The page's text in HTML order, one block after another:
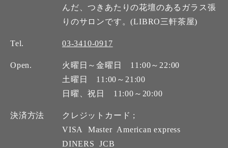
んだ、つきあたりの花壇のあるガラス張
りのサロンです。(LIBRO三軒茶屋)
Tel. 03-3410-0917
Open.
火曜日～金曜日 11:00～22:00
土曜日 11:00～21:00
日曜、祝日 11:00～20:00
決済方法
クレジットカード ;
VISA
Master American express
DINERS
JCB